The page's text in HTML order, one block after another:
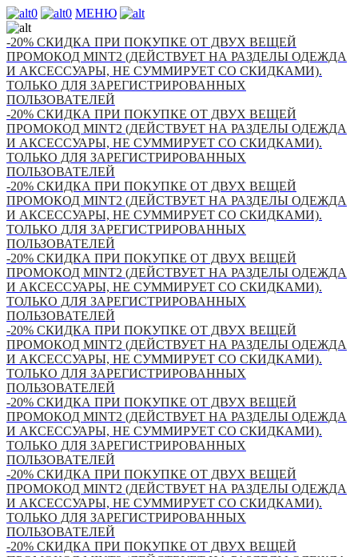
0 0 МЕНЮ
-20% СКИДКА ПРИ ПОКУПКЕ ОТ ДВУХ ВЕЩЕЙ
ПРОМОКОД MINT2 (ДЕЙСТВУЕТ НА РАЗДЕЛЫ ОДЕЖДА
И АКСЕССУАРЫ, НЕ СУММИРУЕТ СО СКИДКАМИ).
ТОЛЬКО ДЛЯ ЗАРЕГИСТРИРОВАННЫХ
ПОЛЬЗОВАТЕЛЕЙ
-20% СКИДКА ПРИ ПОКУПКЕ ОТ ДВУХ ВЕЩЕЙ
ПРОМОКОД MINT2 (ДЕЙСТВУЕТ НА РАЗДЕЛЫ ОДЕЖДА
И АКСЕССУАРЫ, НЕ СУММИРУЕТ СО СКИДКАМИ).
ТОЛЬКО ДЛЯ ЗАРЕГИСТРИРОВАННЫХ
ПОЛЬЗОВАТЕЛЕЙ
-20% СКИДКА ПРИ ПОКУПКЕ ОТ ДВУХ ВЕЩЕЙ
ПРОМОКОД MINT2 (ДЕЙСТВУЕТ НА РАЗДЕЛЫ ОДЕЖДА
И АКСЕССУАРЫ, НЕ СУММИРУЕТ СО СКИДКАМИ).
ТОЛЬКО ДЛЯ ЗАРЕГИСТРИРОВАННЫХ
ПОЛЬЗОВАТЕЛЕЙ
-20% СКИДКА ПРИ ПОКУПКЕ ОТ ДВУХ ВЕЩЕЙ
ПРОМОКОД MINT2 (ДЕЙСТВУЕТ НА РАЗДЕЛЫ ОДЕЖДА
И АКСЕССУАРЫ, НЕ СУММИРУЕТ СО СКИДКАМИ).
ТОЛЬКО ДЛЯ ЗАРЕГИСТРИРОВАННЫХ
ПОЛЬЗОВАТЕЛЕЙ
-20% СКИДКА ПРИ ПОКУПКЕ ОТ ДВУХ ВЕЩЕЙ
ПРОМОКОД MINT2 (ДЕЙСТВУЕТ НА РАЗДЕЛЫ ОДЕЖДА
И АКСЕССУАРЫ, НЕ СУММИРУЕТ СО СКИДКАМИ).
ТОЛЬКО ДЛЯ ЗАРЕГИСТРИРОВАННЫХ
ПОЛЬЗОВАТЕЛЕЙ
-20% СКИДКА ПРИ ПОКУПКЕ ОТ ДВУХ ВЕЩЕЙ
ПРОМОКОД MINT2 (ДЕЙСТВУЕТ НА РАЗДЕЛЫ ОДЕЖДА
И АКСЕССУАРЫ, НЕ СУММИРУЕТ СО СКИДКАМИ).
ТОЛЬКО ДЛЯ ЗАРЕГИСТРИРОВАННЫХ
ПОЛЬЗОВАТЕЛЕЙ
-20% СКИДКА ПРИ ПОКУПКЕ ОТ ДВУХ ВЕЩЕЙ
ПРОМОКОД MINT2 (ДЕЙСТВУЕТ НА РАЗДЕЛЫ ОДЕЖДА
И АКСЕССУАРЫ, НЕ СУММИРУЕТ СО СКИДКАМИ).
ТОЛЬКО ДЛЯ ЗАРЕГИСТРИРОВАННЫХ
ПОЛЬЗОВАТЕЛЕЙ
-20% СКИДКА ПРИ ПОКУПКЕ ОТ ДВУХ ВЕЩЕЙ